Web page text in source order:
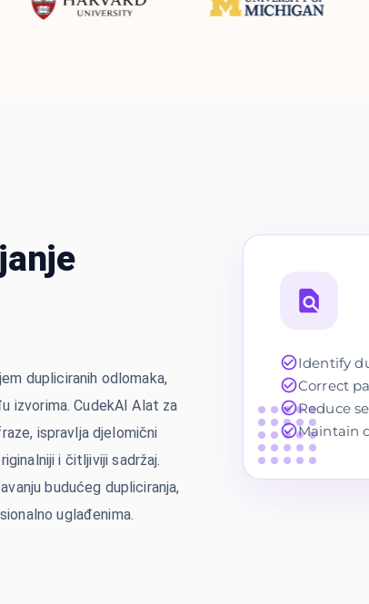
dupliciranih odlomaka,
izvorima. CudekAI Alat za
ispravlja djelomični
i čitljiviji sadržaj.
budućeg dupliciranja,
uglađenima.
Identify
Correct
Reduce
Maintain